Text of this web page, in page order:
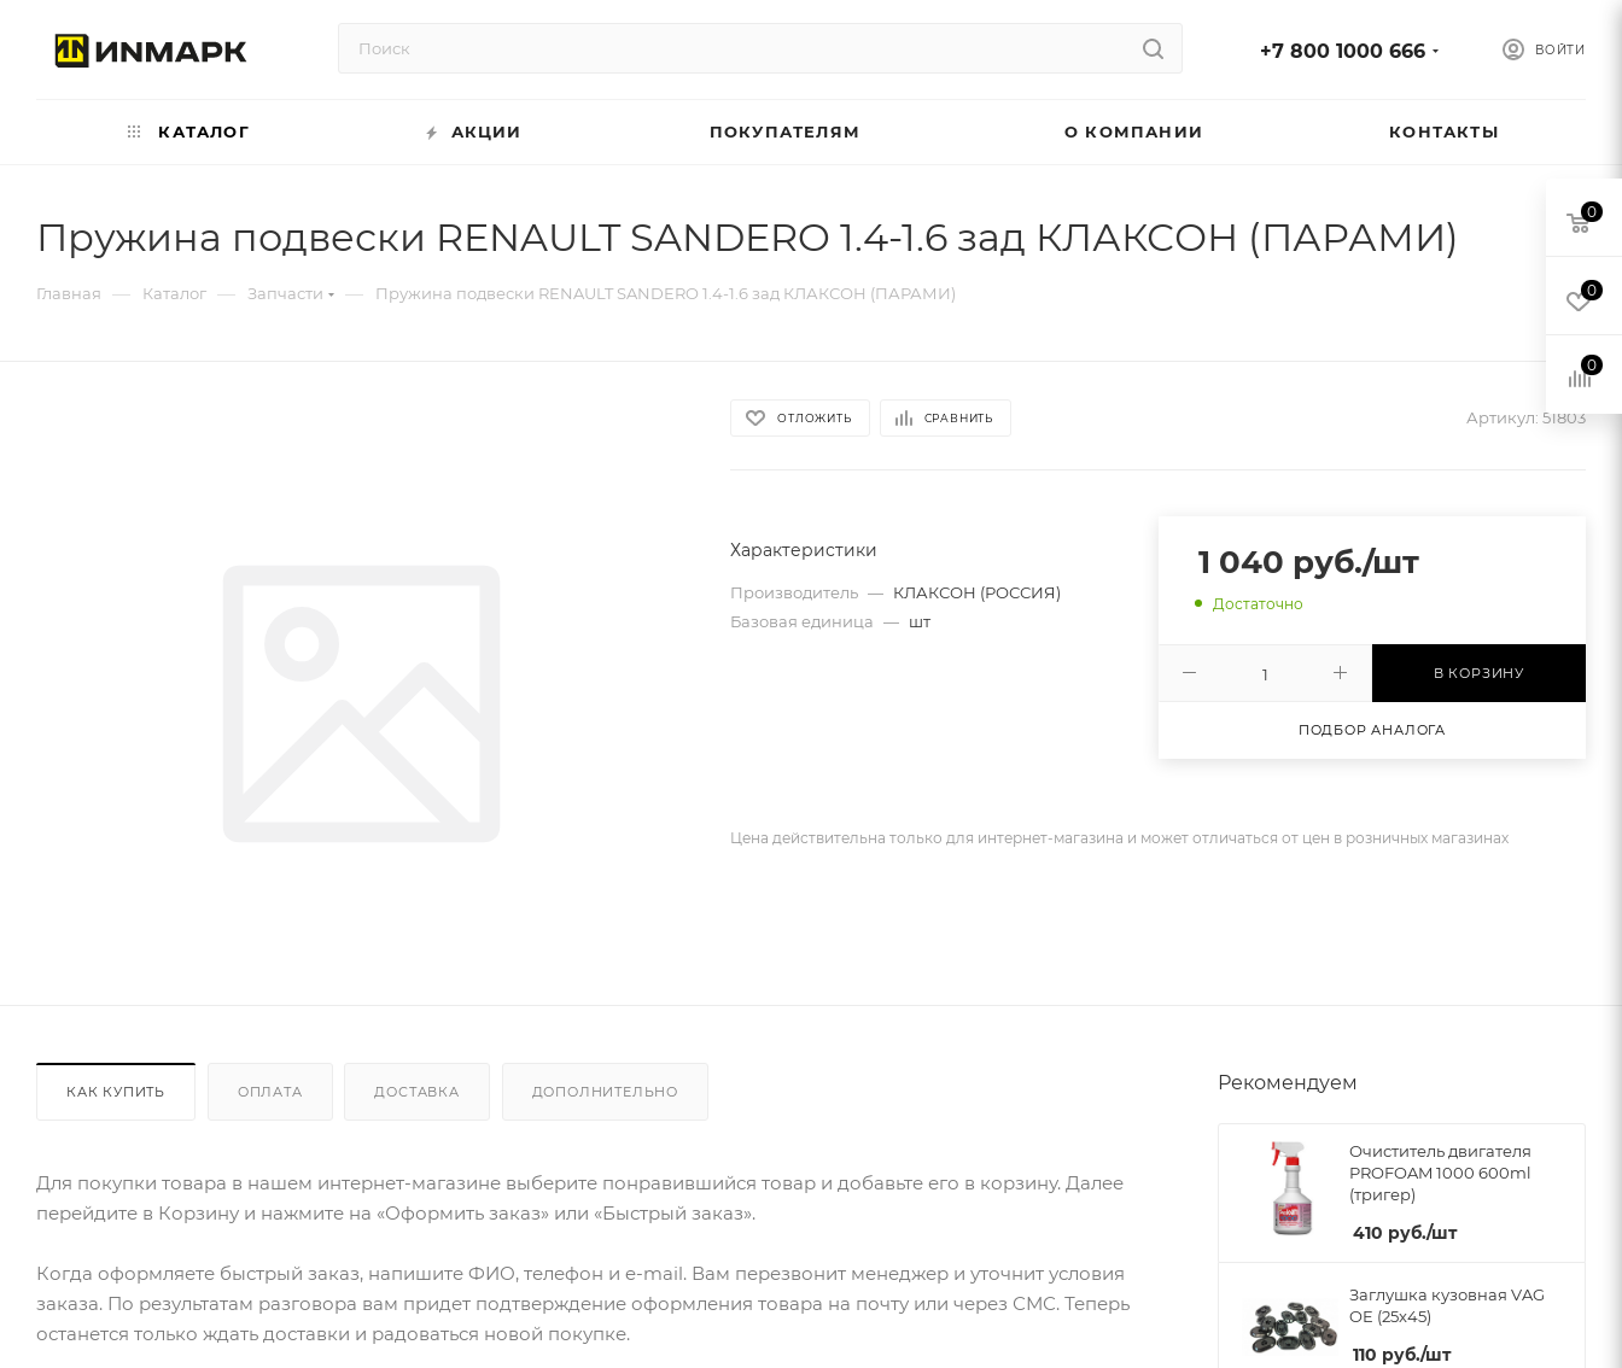
ВОЙТИ
+7 800 1000 666
КАТАЛОГ АКЦИИ ПОКУПАТЕЛЯМ О КОМПАНИИ КОНТАКТЫ
Пружина подвески RENAULT SANDERO 1.4-1.6 зад КЛАКСОН (ПАРАМИ)
Главная — Каталог — Запчасти — Пружина подвески RENAULT SANDERO 1.4-1.6 зад КЛАКСОН (ПАРАМИ)
ОТЛОЖИТЬ СРАВНИТЬ Артикул: 51803
Характеристики
Производитель — КЛАКСОН (РОССИЯ)
Базовая единица — шт
1 040 руб./шт
Достаточно
В КОРЗИНУ
ПОДБОР АНАЛОГА
Цена действительна только для интернет-магазина и может отличаться от цен в розничных магазинах
КАК КУПИТЬ ОПЛАТА ДОСТАВКА ДОПОЛНИТЕЛЬНО
Для покупки товара в нашем интернет-магазине выберите понравившийся товар и добавьте его в корзину. Далее
перейдите в Корзину и нажмите на «Оформить заказ» или «Быстрый заказ».
Когда оформляете быстрый заказ, напишите ФИО, телефон и e-mail. Вам перезвонит менеджер и уточнит условия
заказа. По результатам разговора вам придет подтверждение оформления товара на почту или через СМС. Теперь
останется только ждать доставки и радоваться новой покупке.
Рекомендуем
Очиститель двигателя
PROFOAM 1000 600ml
(тригер)
410 руб./шт
Заглушка кузовная VAG
OE (25x45)
110 руб./шт
0
0
0